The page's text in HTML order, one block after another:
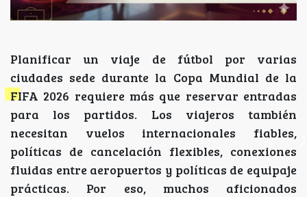
Planificar un viaje de fútbol por varias
ciudades sede durante la Copa Mundial de la
FIFA 2026 requiere más que reservar entradas
para los partidos. Los viajeros también
necesitan vuelos internacionales fiables,
políticas de cancelación flexibles, conexiones
fluidas entre aeropuertos y políticas de equipaje
prácticas. Por eso, muchos aficionados